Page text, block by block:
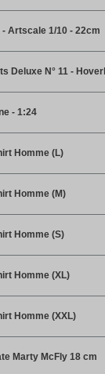
Artscale 1/10 - 22cm
Deluxe N° 11 -
- 1:24
Homme (L)
Homme (M)
Homme (S)
Homme (XL)
Homme (XXL)
Marty McFly 18 cm